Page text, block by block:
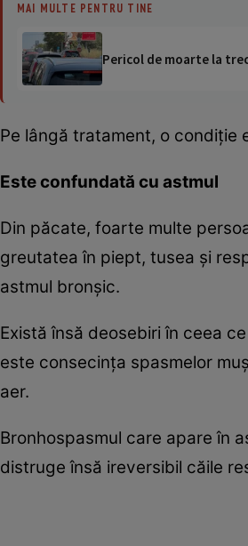
MAI MULTE PENTRU TINE
Pericol de moarte la
Pe lângă tratament, o condiţie
Este confundată cu astmul
Din păcate, foarte multe
greutatea în piept, tusea şi
astmul bronşic.
Există însă deosebiri în ceea
este consecinţa spasmelor
aer.
Bronhospasmul care apare în
distruge însă ireversibil căile